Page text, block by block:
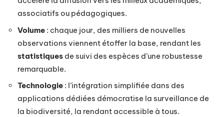
associatifs ou pédagogiques.
Volume : chaque jour, des milliers de nouvelles
observations viennent étoffer la base, rendant les
statistiques de suivi des espèces d’une robustesse
remarquable.
Technologie : l’intégration simplifiée dans des
applications dédiées démocratise la surveillance de
la biodiversité, la rendant accessible à tous.